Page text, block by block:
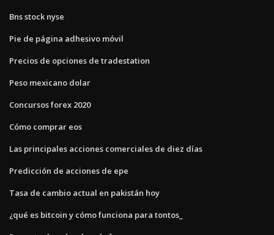
Bns stock nyse
Pie de página adhesivo móvil
Precios de opciones de tradestation
Peso mexicano dolar
Concursos forex 2020
Cómo comprar eos
Las principales acciones comerciales de diez días
Predicción de acciones de epe
Tasa de cambio actual en pakistán hoy
¿qué es bitcoin y cómo funciona para tontos_